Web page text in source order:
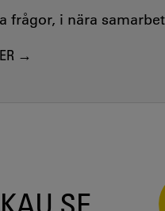
i nära